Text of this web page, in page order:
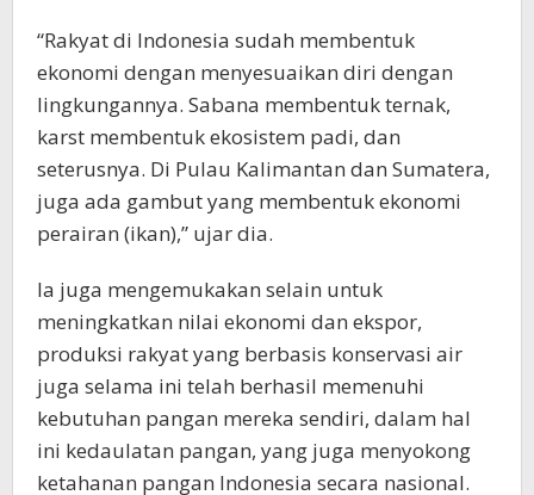
“Rakyat di Indonesia sudah membentuk
ekonomi dengan menyesuaikan diri dengan
lingkungannya. Sabana membentuk ternak,
karst membentuk ekosistem padi, dan
seterusnya. Di Pulau Kalimantan dan Sumatera,
juga ada gambut yang membentuk ekonomi
perairan (ikan),” ujar dia.
Ia juga mengemukakan selain untuk
meningkatkan nilai ekonomi dan ekspor,
produksi rakyat yang berbasis konservasi air
juga selama ini telah berhasil memenuhi
kebutuhan pangan mereka sendiri, dalam hal
ini kedaulatan pangan, yang juga menyokong
ketahanan pangan Indonesia secara nasional.